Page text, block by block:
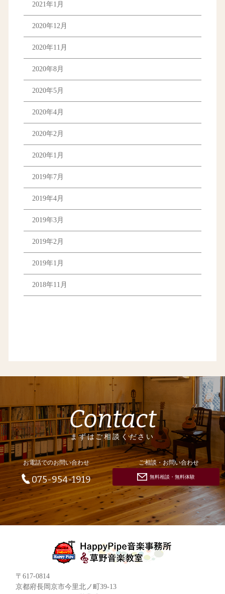
2021年1月
2020年12月
2020年11月
2020年8月
2020年5月
2020年4月
2020年2月
2020年1月
2019年7月
2019年4月
2019年3月
2019年2月
2019年1月
2018年11月
Contact
まずはご相談ください
お電話でのお問い合わせ
075-954-1919
ご相談・お問い合わせ
無料相談・無料体験
〒617-0814
京都府長岡京市今里北ノ町39-13